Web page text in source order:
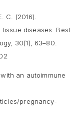
C. (2016).
diseases.
Best
30(1), 63–80.
an autoimmune
pregnancy-